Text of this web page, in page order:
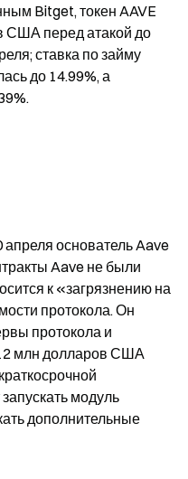
Bitget, токен AAVE
США перед атакой до
ставка по займу
до 14.99%, а
основатель Aave
Aave не были
к «загрязнению на
протокола. Он
протокола и
млн долларов США
модуль
дополнительные